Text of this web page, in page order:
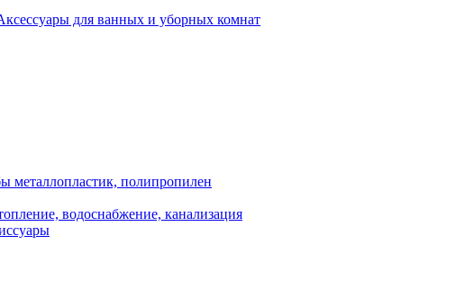
для ванных и уборных комнат
металлопластик, полипропилен
водоснабжение, канализация